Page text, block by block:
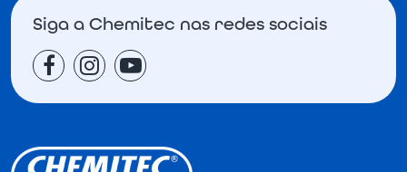
Siga a Chemitec nas redes sociais